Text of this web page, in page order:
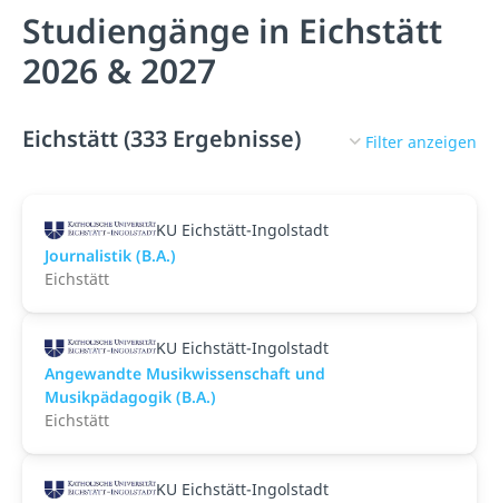
Studiengänge in Eichstätt
2026 & 2027
Eichstätt (333 Ergebnisse) Filter anzeigen
KU Eichstätt-Ingolstadt
Journalistik (B.A.)
Eichstätt
KU Eichstätt-Ingolstadt
Angewandte Musikwissenschaft und
Musikpädagogik (B.A.)
Eichstätt
KU Eichstätt-Ingolstadt